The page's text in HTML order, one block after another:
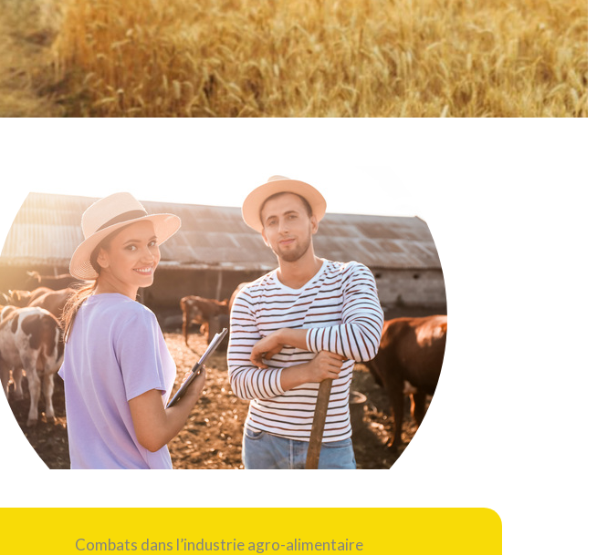
Combats dans l’industrie agro-alimentaire